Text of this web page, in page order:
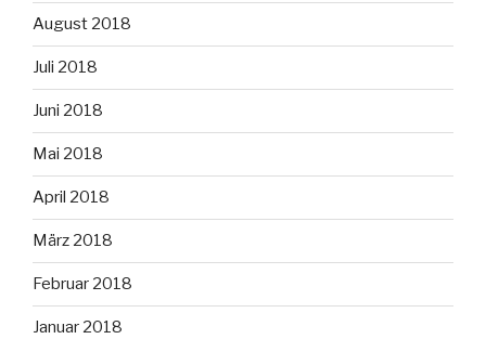
August 2018
Juli 2018
Juni 2018
Mai 2018
April 2018
März 2018
Februar 2018
Januar 2018